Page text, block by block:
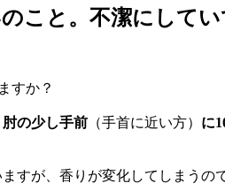
こと。不潔にして
すか？
肘の少し手前 （手首に近い方） に
すが、香りが変化してしまう